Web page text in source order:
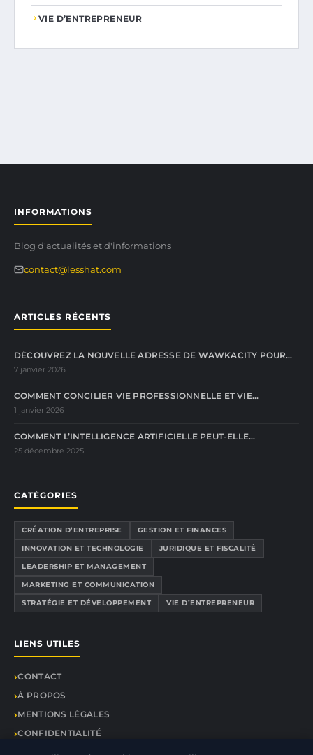
VIE D’ENTREPRENEUR
INFORMATIONS
Blog d'actualités et d'informations
contact@lesshat.com
ARTICLES RÉCENTS
DÉCOUVREZ LA NOUVELLE ADRESSE DE WAWKACITY POUR…
7 janvier 2026
COMMENT CONCILIER VIE PROFESSIONNELLE ET VIE…
1 janvier 2026
COMMENT L’INTELLIGENCE ARTIFICIELLE PEUT-ELLE…
25 décembre 2025
CATÉGORIES
CRÉATION D’ENTREPRISE
GESTION ET FINANCES
INNOVATION ET TECHNOLOGIE
JURIDIQUE ET FISCALITÉ
LEADERSHIP ET MANAGEMENT
MARKETING ET COMMUNICATION
STRATÉGIE ET DÉVELOPPEMENT
VIE D’ENTREPRENEUR
LIENS UTILES
CONTACT
À PROPOS
MENTIONS LÉGALES
CONFIDENTIALITÉ
PLAN DU SITE